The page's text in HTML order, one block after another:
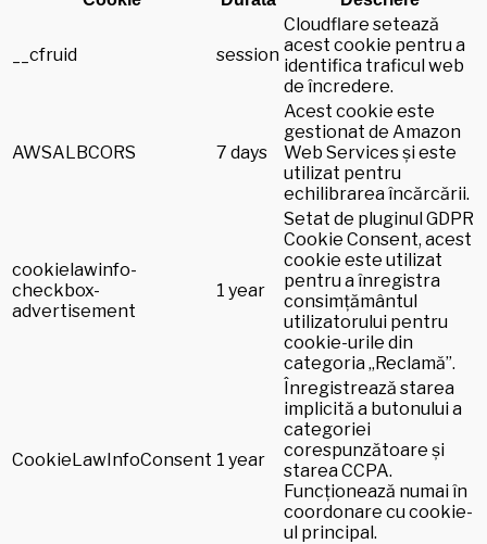
__cfruid session
Cloudflare setează
acest cookie pentru a
identifica traficul web
de încredere.
AWSALBCORS 7 days
Acest cookie este
gestionat de Amazon
Web Services și este
utilizat pentru
echilibrarea încărcării.
cookielawinfo-
checkbox-
advertisement
1 year
Setat de pluginul GDPR
Cookie Consent, acest
cookie este utilizat
pentru a înregistra
consimțământul
utilizatorului pentru
cookie-urile din
categoria „Reclamă”.
CookieLawInfoConsent 1 year
Înregistrează starea
implicită a butonului a
categoriei
corespunzătoare și
starea CCPA.
Funcționează numai în
coordonare cu cookie-
ul principal.